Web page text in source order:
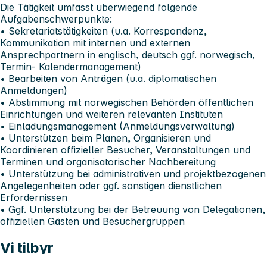
Die Tätigkeit umfasst überwiegend folgende
Aufgabenschwerpunkte:
• Sekretariatstätigkeiten (u.a. Korrespondenz,
Kommunikation mit internen und externen
Ansprechpartnern in englisch, deutsch ggf. norwegisch,
Termin- Kalendermanagement)
• Bearbeiten von Anträgen (u.a. diplomatischen
Anmeldungen)
• Abstimmung mit norwegischen Behörden öffentlichen
Einrichtungen und weiteren relevanten Instituten
• Einladungsmanagement (Anmeldungsverwaltung)
• Unterstützen beim Planen, Organisieren und
Koordinieren offizieller Besucher, Veranstaltungen und
Terminen und organisatorischer Nachbereitung
• Unterstützung bei administrativen und projektbezogenen
Angelegenheiten oder ggf. sonstigen dienstlichen
Erfordernissen
• Ggf. Unterstützung bei der Betreuung von Delegationen,
offiziellen Gästen und Besuchergruppen
Vi tilbyr